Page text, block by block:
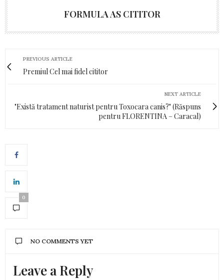
FORMULA AS CITITOR
PREVIOUS ARTICLE
Premiul Cel mai fidel cititor
NEXT ARTICLE
"Există tratament naturist pentru Toxocara canis?" (Răspuns
pentru FLORENTINA – Caracal)
0
NO COMMENTS YET
Leave a Reply